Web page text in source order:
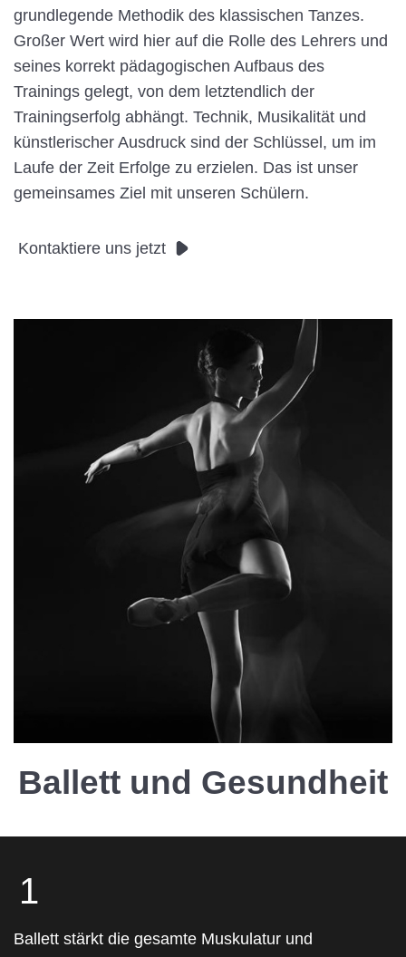
grundlegende Methodik des klassischen Tanzes.
Großer Wert wird hier auf die Rolle des Lehrers und
seines korrekt pädagogischen Aufbaus des
Trainings gelegt, von dem letztendlich der
Trainingserfolg abhängt. Technik, Musikalität und
künstlerischer Ausdruck sind der Schlüssel, um im
Laufe der Zeit Erfolge zu erzielen. Das ist unser
gemeinsames Ziel mit unseren Schülern.
Kontaktiere uns jetzt
Ballett und Gesundheit
1
Ballett stärkt die gesamte Muskulatur und